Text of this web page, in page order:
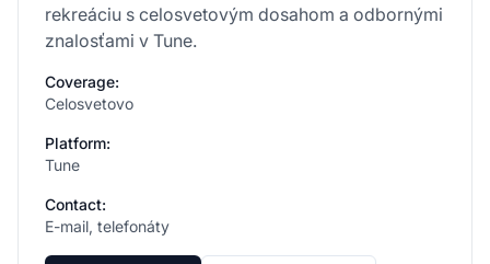
rekreáciu s celosvetovým dosahom a odbornými
znalosťami v Tune.
Coverage:
Celosvetovo
Platform:
Tune
Contact:
E-mail, telefonáty